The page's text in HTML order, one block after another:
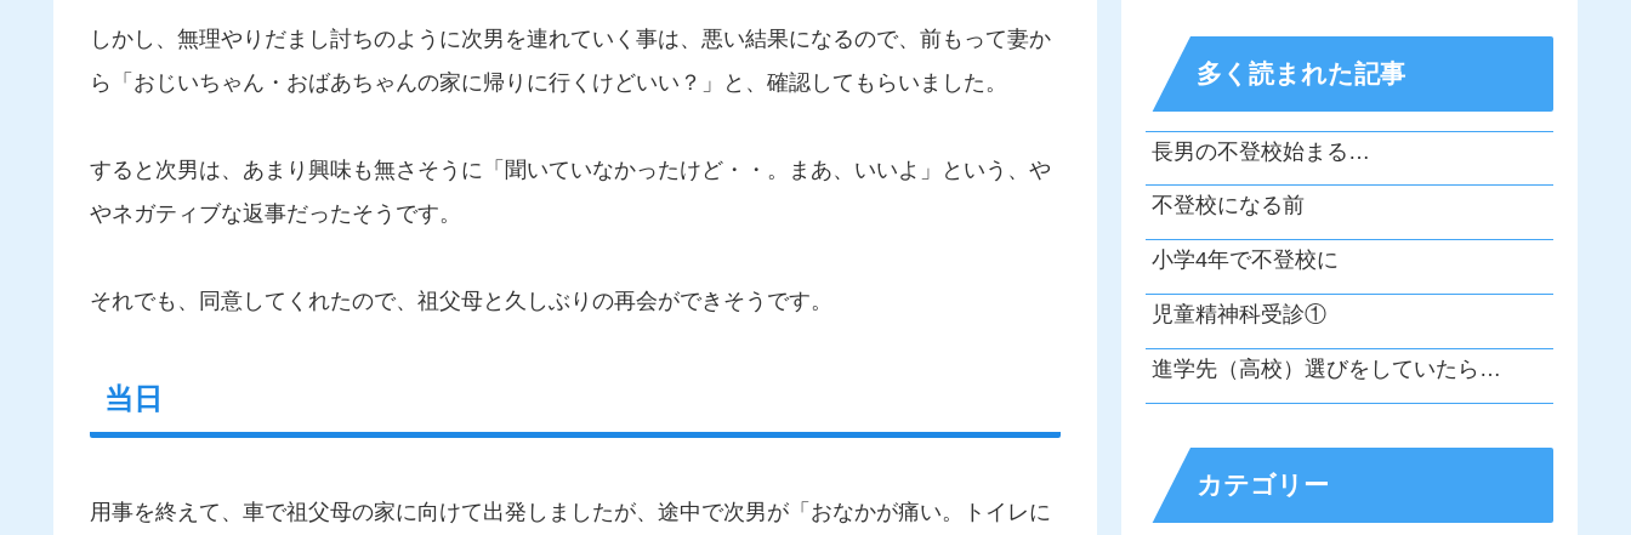
しかし、無理やりだまし討ちのように次男を連れていく事は、悪い結果になるので、前もって妻か
ら「おじいちゃん・おばあちゃんの家に帰りに行くけどいい？」と、確認してもらいました。
すると次男は、あまり興味も無さそうに「聞いていなかったけど・・。まあ、いいよ」という、や
やネガティブな返事だったそうです。
それでも、同意してくれたので、祖父母と久しぶりの再会ができそうです。
当日
用事を終えて、車で祖父母の家に向けて出発しましたが、途中で次男が「おなかが痛い。トイレに
多く読まれた記事
長男の不登校始まる…
不登校になる前
小学4年で不登校に
児童精神科受診①
進学先（高校）選びをしていたら…
カテゴリー